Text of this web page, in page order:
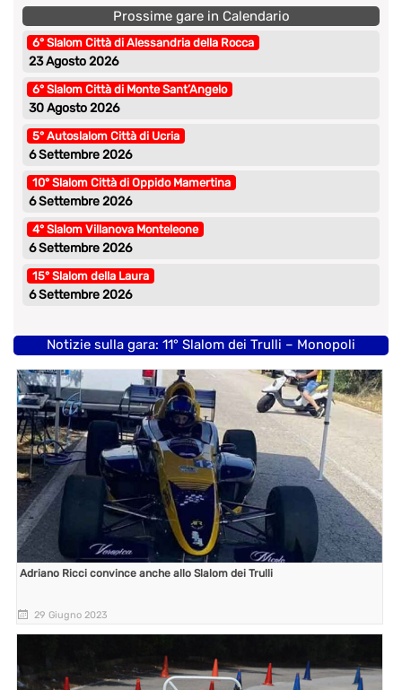
Prossime gare in Calendario
6° Slalom Città di Alessandria della Rocca
23 Agosto 2026
6° Slalom Città di Monte Sant’Angelo
30 Agosto 2026
5° Autoslalom Città di Ucria
6 Settembre 2026
10° Slalom Città di Oppido Mamertina
6 Settembre 2026
4° Slalom Villanova Monteleone
6 Settembre 2026
15° Slalom della Laura
6 Settembre 2026
Notizie sulla gara: 11° Slalom dei Trulli – Monopoli
Adriano Ricci convince anche allo Slalom dei Trulli
29 Giugno 2023